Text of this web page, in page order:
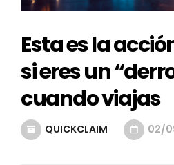
Esta es la
si eres un
cuando viajas
QUICKCLAIM 02/